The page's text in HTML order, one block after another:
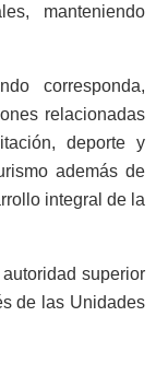
manteniendo
corresponda,
relacionadas
deporte y
además de
integral de la
superior
de las Unidades